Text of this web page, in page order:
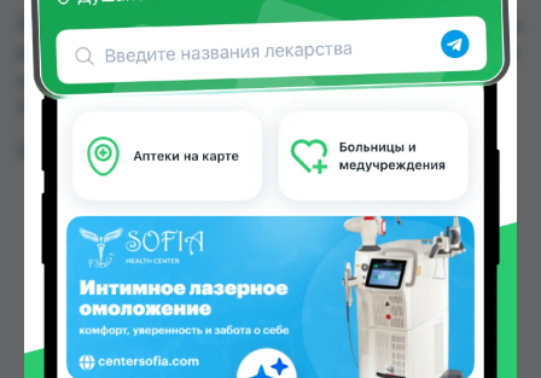
294 БУТЫЛКА АНТИКОЛИК 150МЛ можно купить
или заказать в аптеках, Дору Фарм №20 по цене
от 55.00 TJS в Душанбе и других городах
Цена: от55.00 TJS